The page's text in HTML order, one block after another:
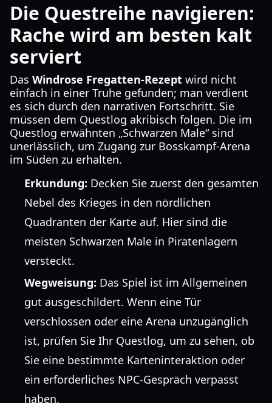
Die Questreihe navigieren:
Rache wird am besten kalt
serviert
Das Windrose Fregatten-Rezept wird nicht
einfach in einer Truhe gefunden; man verdient
es sich durch den narrativen Fortschritt. Sie
müssen dem Questlog akribisch folgen. Die im
Questlog erwähnten „Schwarzen Male“ sind
unerlässlich, um Zugang zur Bosskampf-Arena
im Süden zu erhalten.
Erkundung: Decken Sie zuerst den gesamten
Nebel des Krieges in den nördlichen
Quadranten der Karte auf. Hier sind die
meisten Schwarzen Male in Piratenlagern
versteckt.
Wegweisung: Das Spiel ist im Allgemeinen
gut ausgeschildert. Wenn eine Tür
verschlossen oder eine Arena unzugänglich
ist, prüfen Sie Ihr Questlog, um zu sehen, ob
Sie eine bestimmte Karteninteraktion oder
ein erforderliches NPC-Gespräch verpasst
haben.